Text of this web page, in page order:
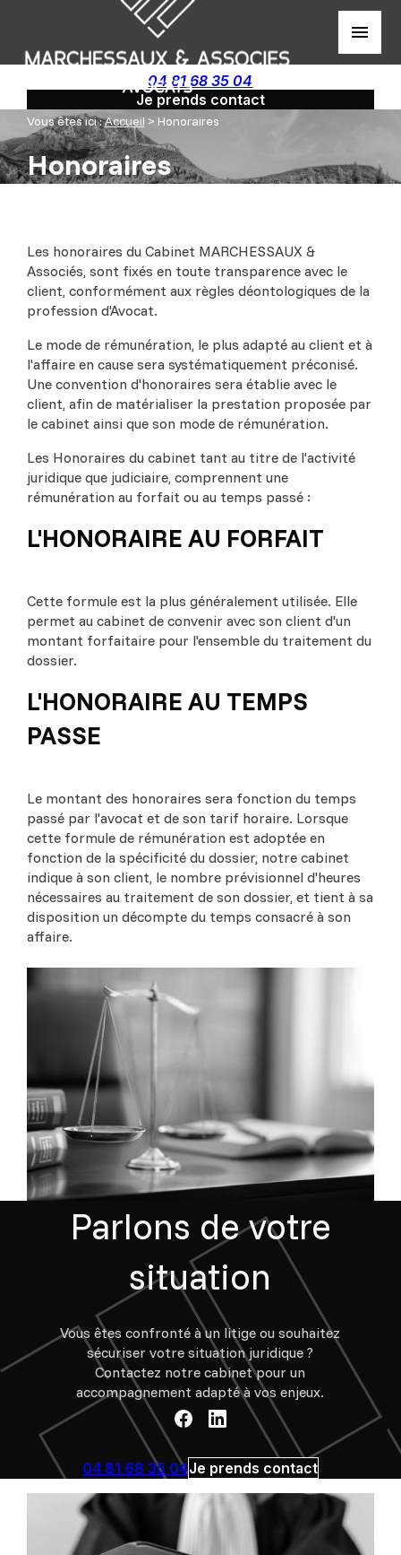
menu
04 81 68 35 04
Je prends contact
Vous êtes ici :Accueil > Honoraires
Honoraires
Les honoraires du Cabinet MARCHESSAUX &
Associés, sont fixés en toute transparence avec le
client, conformément aux règles déontologiques de la
profession d'Avocat.
Le mode de rémunération, le plus adapté au client et à
l'affaire en cause sera systématiquement préconisé.
Une convention d'honoraires sera établie avec le
client, afin de matérialiser la prestation proposée par
le cabinet ainsi que son mode de rémunération.
Les Honoraires du cabinet tant au titre de l'activité
juridique que judiciaire, comprennent une
rémunération au forfait ou au temps passé :
L'HONORAIRE AU FORFAIT
Cette formule est la plus généralement utilisée. Elle
permet au cabinet de convenir avec son client d'un
montant forfaitaire pour l'ensemble du traitement du
dossier.
L'HONORAIRE AU TEMPS
PASSE
Le montant des honoraires sera fonction du temps
passé par l'avocat et de son tarif horaire. Lorsque
cette formule de rémunération est adoptée en
fonction de la spécificité du dossier, notre cabinet
indique à son client, le nombre prévisionnel d'heures
nécessaires au traitement de son dossier, et tient à sa
disposition un décompte du temps consacré à son
affaire.
Parlons de votre
situation
Vous êtes confronté à un litige ou souhaitez
sécuriser votre situation juridique ?
Contactez notre cabinet pour un
accompagnement adapté à vos enjeux.
04 81 68 35 04Je prends contact
Panneau de gestion des cookies